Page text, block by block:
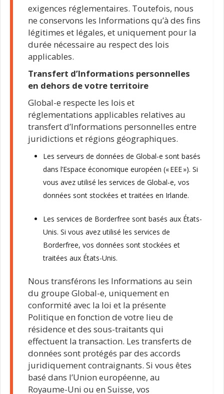
exigences réglementaires. Toutefois, nous
ne conservons les Informations qu’à des fins
légitimes et légales, et uniquement pour la
durée nécessaire au respect des lois
applicables.
Transfert d’Informations personnelles
en dehors de votre territoire
Global-e respecte les lois et
réglementations applicables relatives au
transfert d’Informations personnelles entre
juridictions et régions géographiques.
Les serveurs de données de Global-e sont basés
dans l’Espace économique européen (« EEE »). Si
vous avez utilisé les services de Global-e, vos
données sont stockées et traitées en Irlande.
Les services de Borderfree sont basés aux États-
Unis. Si vous avez utilisé les services de
Borderfree, vos données sont stockées et
traitées aux États-Unis.
Nous transférons les Informations au sein
du groupe Global-e, uniquement en
conformité avec la loi et la présente
Politique en fonction de votre lieu de
résidence et des sous-traitants qui
effectuent la transaction. Les transferts de
données sont protégés par des accords
juridiquement contraignants. Si vous êtes
basé dans l’Union européenne, au
Royaume-Uni ou en Suisse, vos